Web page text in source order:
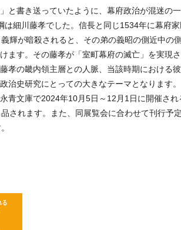
と書き送っていたように、幕府政治が混迷の
細川藤孝でした。信長と同じ1534年に幕府
輝が暗殺されると、その弟の義昭の側近中の
ます。その藤孝が「室町幕府の滅亡」を実現
孝の畿内領主層との人脈、当該時期における
治史研究にとっての大きなテーマとなります。
青文庫で2024年10月5日～12月1日に開催さ
されます。また、同展覧会に合わせて刊行予